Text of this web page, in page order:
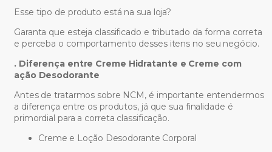
Esse tipo de produto está na sua loja?
Garanta que esteja classificado e tributado da forma correta
e perceba o comportamento desses itens no seu negócio.
. Diferença entre Creme Hidratante e Creme com
ação Desodorante
Antes de tratarmos sobre NCM, é importante entendermos
a diferença entre os produtos, já que sua finalidade é
primordial para a correta classificação.
Creme e Loção Desodorante Corporal